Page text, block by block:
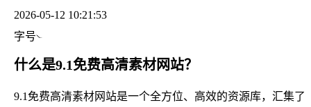
2026-05-12 10:21:53
字号
什么是9.1免费高清素材网站？
9.1免费高清素材网站是一个全方位、高效的资源库，汇集了